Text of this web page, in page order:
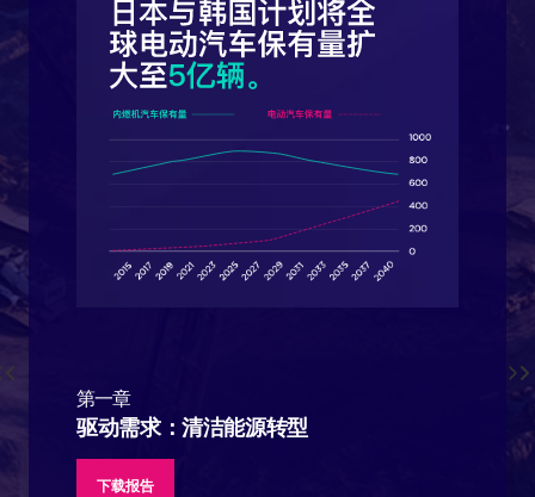
第一章
驱动需求：清洁能源转型
下载报告